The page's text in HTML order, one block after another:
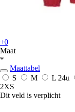
+0
Maat
*
Maattabel
S
M L 24u
2XS
Dit veld is verplicht